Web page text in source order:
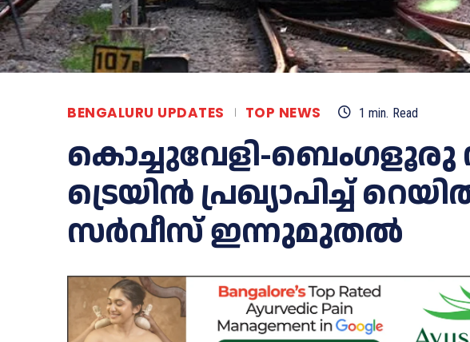
BENGALURU UPDATES TOP NEWS 1 min. Read
കൊച്ചുവേളി-
ട്രെയിന്‍ പ്രഖ്യാപിച്ച്
സര്‍വീസ് ഇന്നുമുതൽ